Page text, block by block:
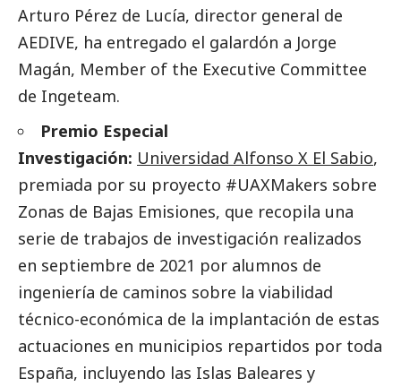
Arturo Pérez de Lucía, director general de
AEDIVE, ha entregado el galardón a Jorge
Magán, Member of the Executive Committee
de Ingeteam.
Premio Especial
Investigación: Universidad Alfonso X El Sabio,
premiada por su proyecto #UAXMakers sobre
Zonas de Bajas Emisiones, que recopila una
serie de trabajos de investigación realizados
en septiembre de 2021 por alumnos de
ingeniería de caminos sobre la viabilidad
técnico-económica de la implantación de estas
actuaciones en municipios repartidos por toda
España, incluyendo las Islas Baleares y